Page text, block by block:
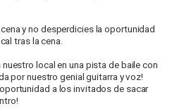
y no desperdicies la oportunidad
tras la cena.
local en una pista de baile con
por nuestro genial guitarra y voz!
a los invitados de sacar